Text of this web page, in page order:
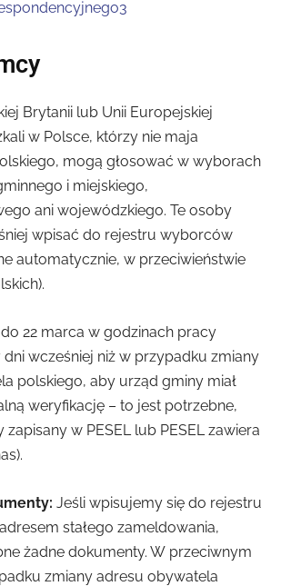
Brytanii lub Unii Europejskiej
w Polsce, którzy nie maja
mogą głosować w wyborach
i miejskiego,
ani wojewódzkiego. Te osoby
wpisać do rejestru wyborców
automatycznie, w przeciwieństwie
22 marca w godzinach pracy
wcześniej niż w przypadku zmiany
polskiego, aby urząd gminy miał
weryfikację – to jest potrzebne,
zapisany w PESEL lub PESEL zawiera
Jeśli wpisujemy się do rejestru
stałego zameldowania,
żadne dokumenty. W przeciwnym
zmiany adresu obywatela